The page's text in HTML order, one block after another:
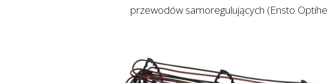
przewodów samoregulujących (Ensto